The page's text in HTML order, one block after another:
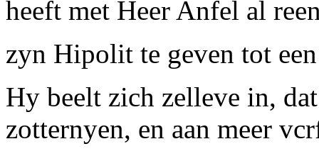
heeft met Heer Anfel al
zyn Hipolit te geven tot
Hy beelt zich zelleve in,
zotternyen, en aan meer